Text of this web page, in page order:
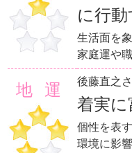
に行動
生活面を
家庭運や
地運 後藤直之
着実に
個性を表
環境に影